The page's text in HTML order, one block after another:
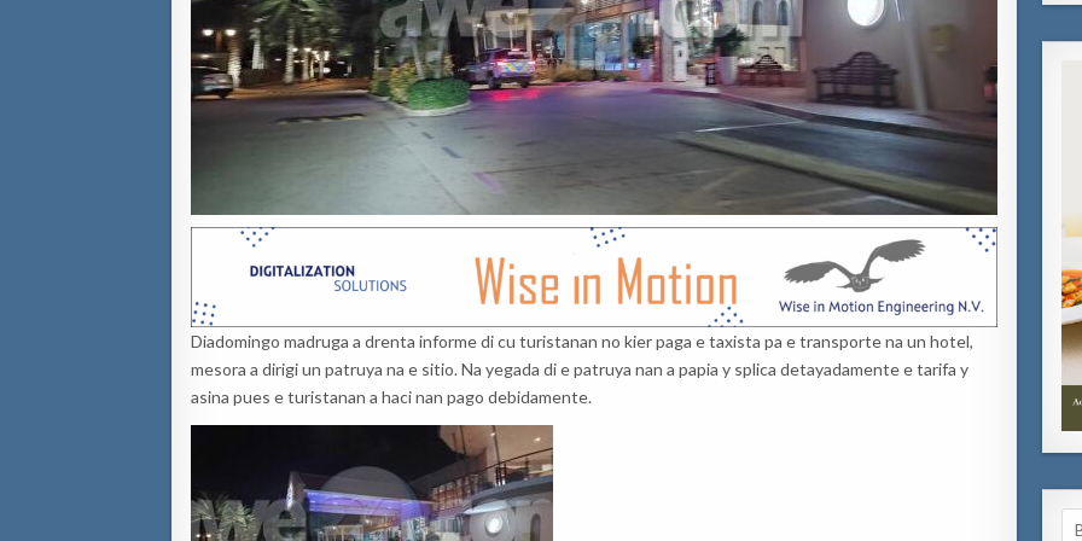
Diadomingo madruga a drenta informe di cu turistanan no kier paga e taxista pa e transporte na un hotel,
mesora a dirigi un patruya na e sitio. Na yegada di e patruya nan a papia y splica detayadamente e tarifa y
asina pues e turistanan a haci nan pago debidamente.